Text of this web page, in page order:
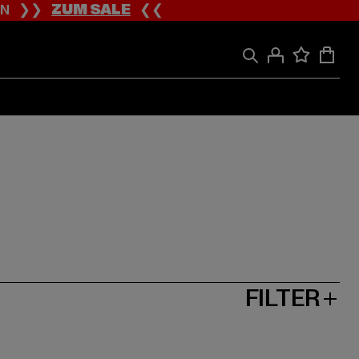
❯❯ZUM SALE❮❮
FILTER